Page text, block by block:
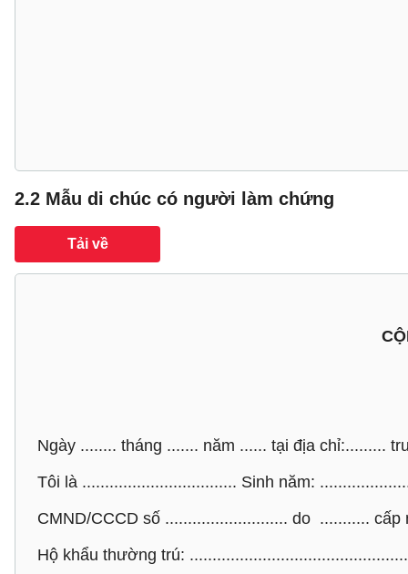
2.2 Mẫu di chúc có người làm chứng
Tải về
Ngày ........ tháng ....... năm ...... tại địa chỉ:.........
Tôi là .................................. Sinh năm:
CMND/CCCD số ........................... do ........... cấp
Hộ khẩu thường trú: